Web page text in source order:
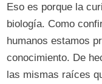
Eso es porque la
biología. Como
humanos estamos
conocimiento. De
las mismas raíces